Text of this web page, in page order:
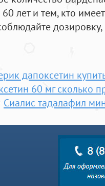
лет и тем, кто
дапоксетин
60 мг сколько
Сиалис тадалафил